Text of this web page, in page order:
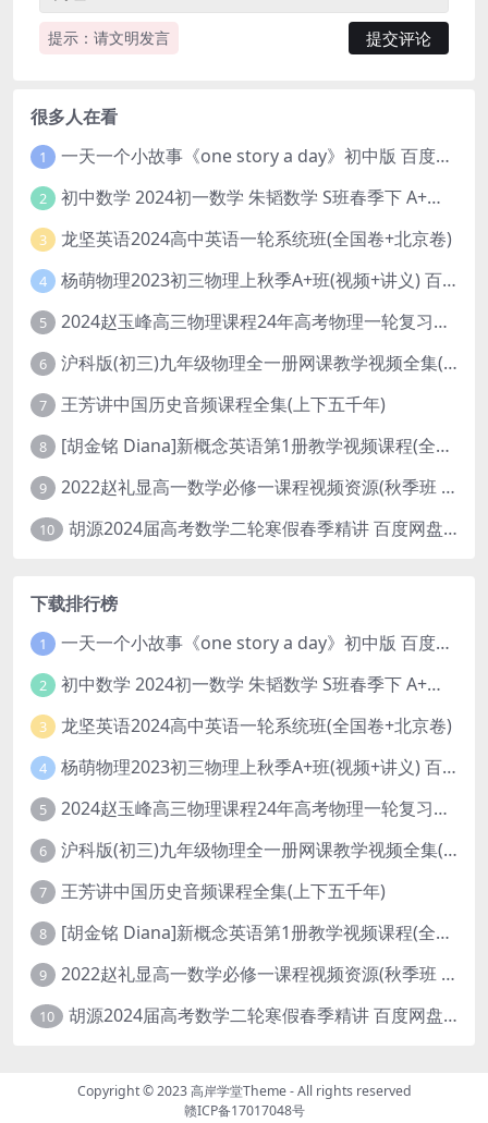
提示：请文明发言
很多人在看
1 一天一个小故事《one story a day》初中版 百度网盘分享下载
2 初中数学 2024初一数学 朱韬数学 S班春季下 A+班春季下 百度云网盘
3 龙坚英语2024高中英语一轮系统班(全国卷+北京卷)
4 杨萌物理2023初三物理上秋季A+班(视频+讲义) 百度网盘分享
5 2024赵玉峰高三物理课程24年高考物理一轮复习网课教程
6 沪科版(初三)九年级物理全一册网课教学视频全集(录播版 杜春雨 66讲)
7 王芳讲中国历史音频课程全集(上下五千年)
8 [胡金铭 Diana]新概念英语第1册教学视频课程(全集 百度网盘下载)
9 2022赵礼显高一数学必修一课程视频资源(秋季班 含讲义)百度网盘云
10 胡源2024届高考数学二轮寒假春季精讲 百度网盘分享
下载排行榜
1 一天一个小故事《one story a day》初中版 百度网盘分享下载
2 初中数学 2024初一数学 朱韬数学 S班春季下 A+班春季下 百度云网盘
3 龙坚英语2024高中英语一轮系统班(全国卷+北京卷)
4 杨萌物理2023初三物理上秋季A+班(视频+讲义) 百度网盘分享
5 2024赵玉峰高三物理课程24年高考物理一轮复习网课教程
6 沪科版(初三)九年级物理全一册网课教学视频全集(录播版 杜春雨 66讲)
7 王芳讲中国历史音频课程全集(上下五千年)
8 [胡金铭 Diana]新概念英语第1册教学视频课程(全集 百度网盘下载)
9 2022赵礼显高一数学必修一课程视频资源(秋季班 含讲义)百度网盘云
10 胡源2024届高考数学二轮寒假春季精讲 百度网盘分享
Copyright © 2023高岸学堂Theme- All rights reserved
赣ICP备17017048号